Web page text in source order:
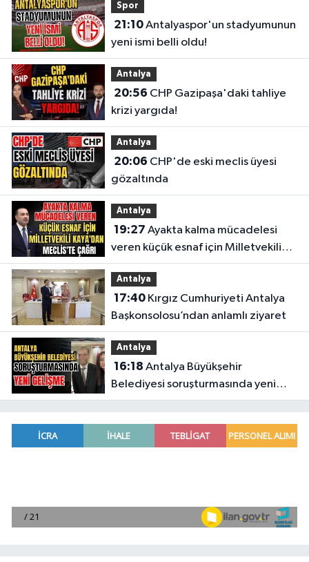
Spor
21:10Antalyaspor'un stadyumunun
yeni ismi belli oldu!
Antalya
20:56
krizi yargıda!
Antalya
20:06
gözaltında
Antalya
19:27
veren küçük esnaf için Milletvekili
Kaya'dan Meclis'te çağrı
Antalya
17:40Kırgız Cumhuriyeti Antalya
Başkonsolosu’ndan anlamlı ziyaret
Antalya
16:18
Belediyesi soruşturmasında yeni
gelişme